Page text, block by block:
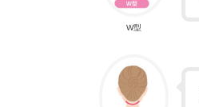
W型